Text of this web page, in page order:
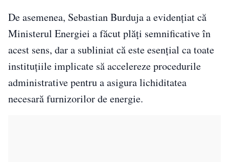
De asemenea, Sebastian Burduja a evidențiat că
Ministerul Energiei a făcut plăți semnificative în
acest sens, dar a subliniat că este esențial ca toate
instituțiile implicate să accelereze procedurile
administrative pentru a asigura lichiditatea
necesară furnizorilor de energie.